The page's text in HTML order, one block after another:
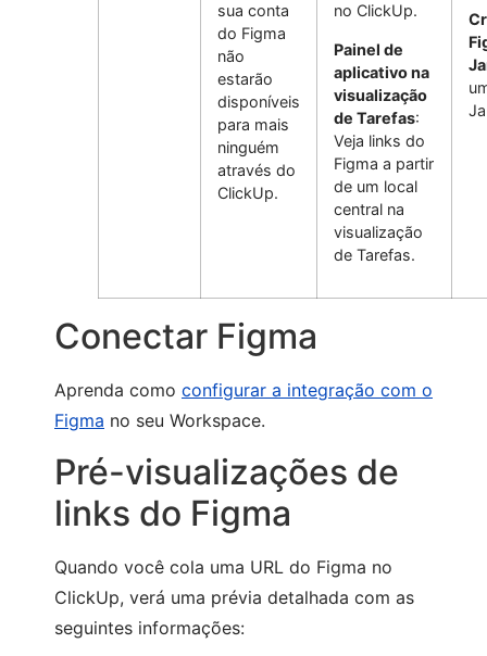
sua conta
do Figma
não
estarão
disponíveis
para mais
ninguém
através do
ClickUp.
no ClickUp.
Painel de
aplicativo na
visualização
de Tarefas:
Veja links do
Figma a partir
de um local
central na
visualização
de Tarefas.
Conectar Figma
Aprenda como configurar a integração com o
Figma no seu Workspace.
Pré-visualizações de
links do Figma
Quando você cola uma URL do Figma no
ClickUp, verá uma prévia detalhada com as
seguintes informações: